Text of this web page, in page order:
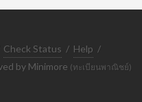
Check Status / Help /
by Minimore (ทะเบียนพาณิชย์)